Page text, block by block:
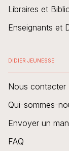
Libraires et
Enseignants et
DIDIER JEUNESSE
Nous contacter
Qui-sommes-
Envoyer un
FAQ